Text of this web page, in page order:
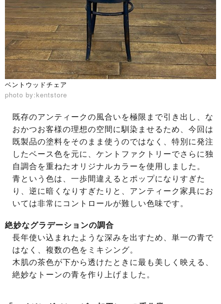
ベントウッドチェア
photo by:kentstore
既存のアンティークの風合いを極限まで引き出し、な
おかつお客様の理想の空間に馴染ませるため、今回は
既製品の塗料をそのまま使うのではなく、特別に発注
したベース色を元に、ケントファクトリーでさらに独
自調合を重ねたオリジナルカラーを使用しました。
青という色は、一歩間違えるとポップになりすぎた
り、逆に暗くなりすぎたりと、アンティーク家具にお
いては非常にコントロールが難しい色味です。
絶妙なグラデーションの調合
長年使い込まれたような深みを出すため、単一の青で
はなく、複数の色をミキシング。
木肌の茶色が下から透けたときに最も美しく映える、
絶妙なトーンの青を作り上げました。